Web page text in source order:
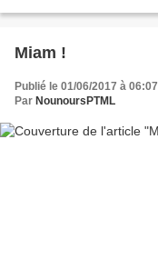
Miam !
Publié le 01/06/2017 à 06:07
Par NounoursPTML